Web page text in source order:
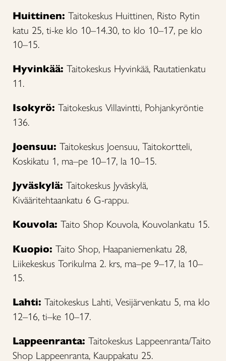
Huittinen: Taitokeskus Huittinen, Risto Rytin
katu 25, ti-ke klo 10–14.30, to klo 10–17, pe klo
10–15.
Hyvinkää: Taitokeskus Hyvinkää, Rautatienkatu
11.
Isokyrö: Taitokeskus Villavintti, Pohjankyröntie
136.
Joensuu: Taitokeskus Joensuu, Taitokortteli,
Koskikatu 1, ma–pe 10–17, la 10–15.
Jyväskylä: Taitokeskus Jyväskylä,
Kivääritehtaankatu 6 G-rappu.
Kouvola: Taito Shop Kouvola, Kouvolankatu 15.
Kuopio: Taito Shop, Haapaniemenkatu 28,
Liikekeskus Torikulma 2. krs, ma–pe 9–17, la 10–
15.
Lahti: Taitokeskus Lahti, Vesijärvenkatu 5, ma klo
12–16, ti–ke 10–17.
Lappeenranta: Taitokeskus Lappeenranta/Taito
Shop Lappeenranta, Kauppakatu 25.